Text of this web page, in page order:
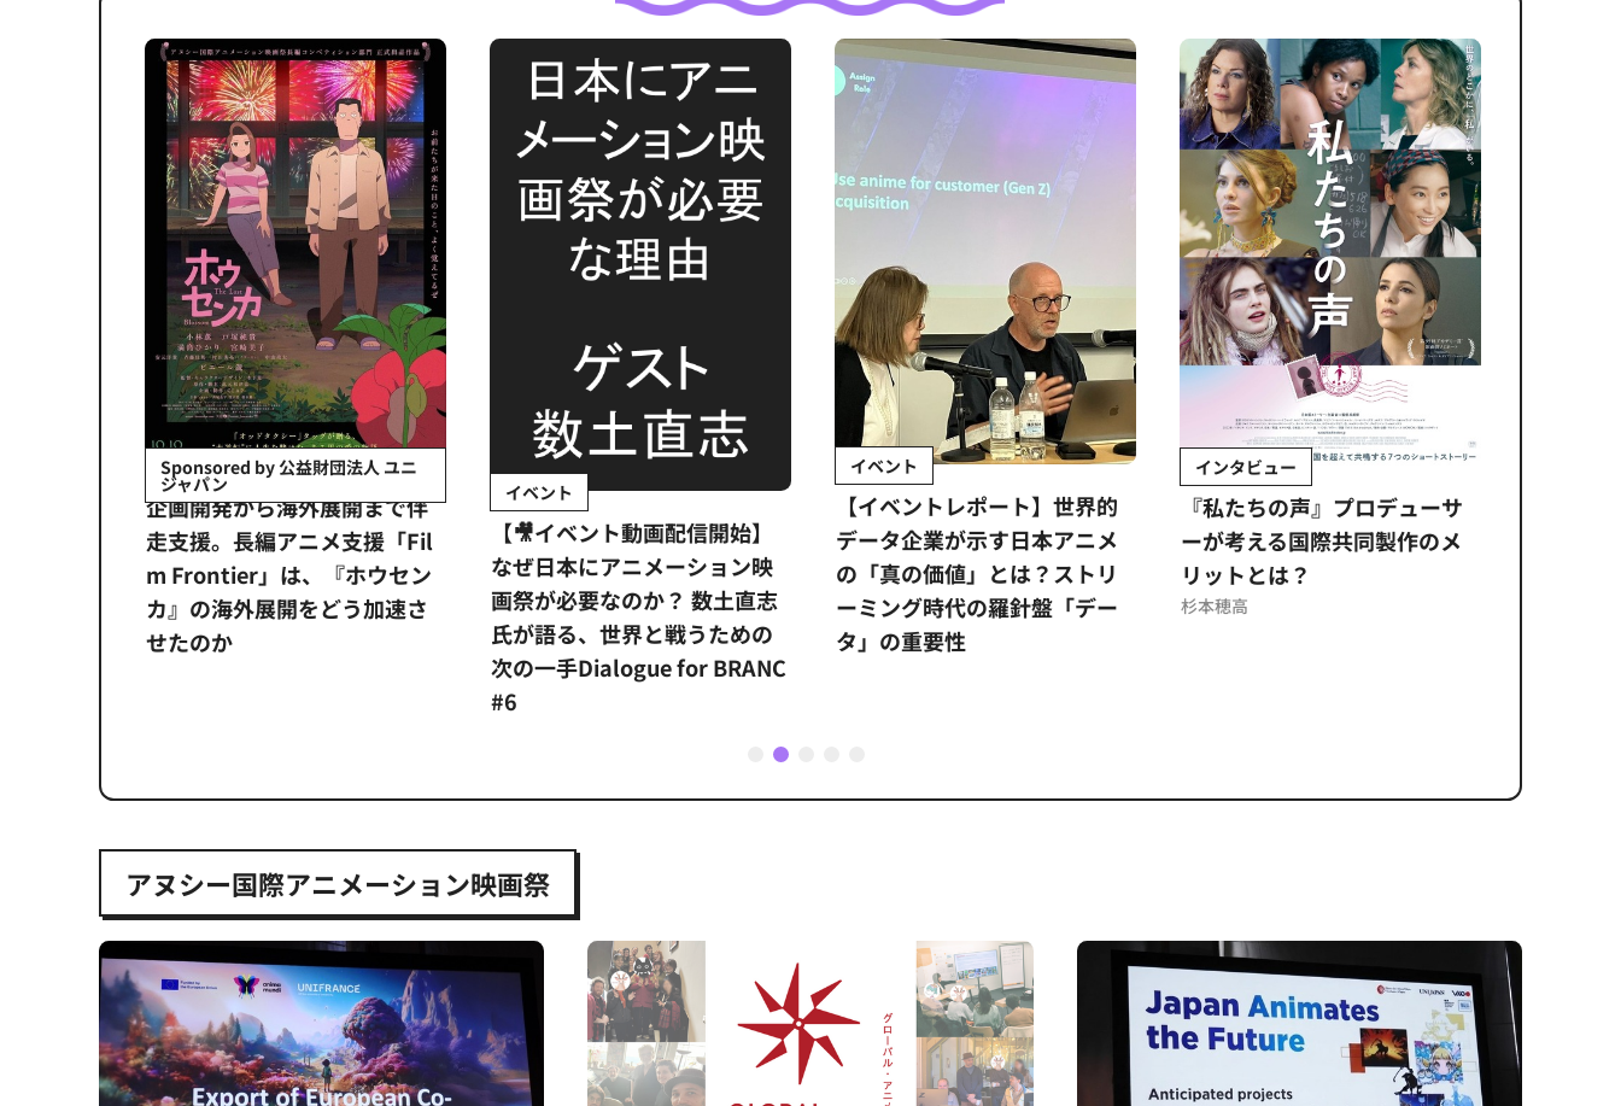
Sponsored by 公益財団法人 ユニ
ジャパン
企画開発から海外展開まで伴
走支援。長編アニメ支援「Fil
m Frontier」は、『ホウセン
カ』の海外展開をどう加速さ
せたのか
イベント
【🎥イベント動画配信開始】
なぜ日本にアニメーション映
画祭が必要なのか？ 数土直志
氏が語る、世界と戦うための
次の一手Dialogue for BRANC
#6
イベント
【イベントレポート】世界的
データ企業が示す日本アニメ
の「真の価値」とは？ストリ
ーミング時代の羅針盤「デー
タ」の重要性
インタビュー
『私たちの声』プロデューサ
ーが考える国際共同製作のメ
リットとは？
杉本穂高
1 2
アヌシー国際アニメーション映画祭